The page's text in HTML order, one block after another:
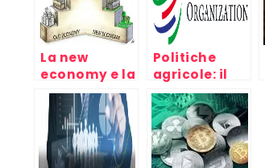
La new
economy e la
crisi del
capitale,
mondo del
lavoro e
capitalismo
Politiche
agricole: il
divario fra
Nord e Sud
del mondo al
WTO di
Cancùn